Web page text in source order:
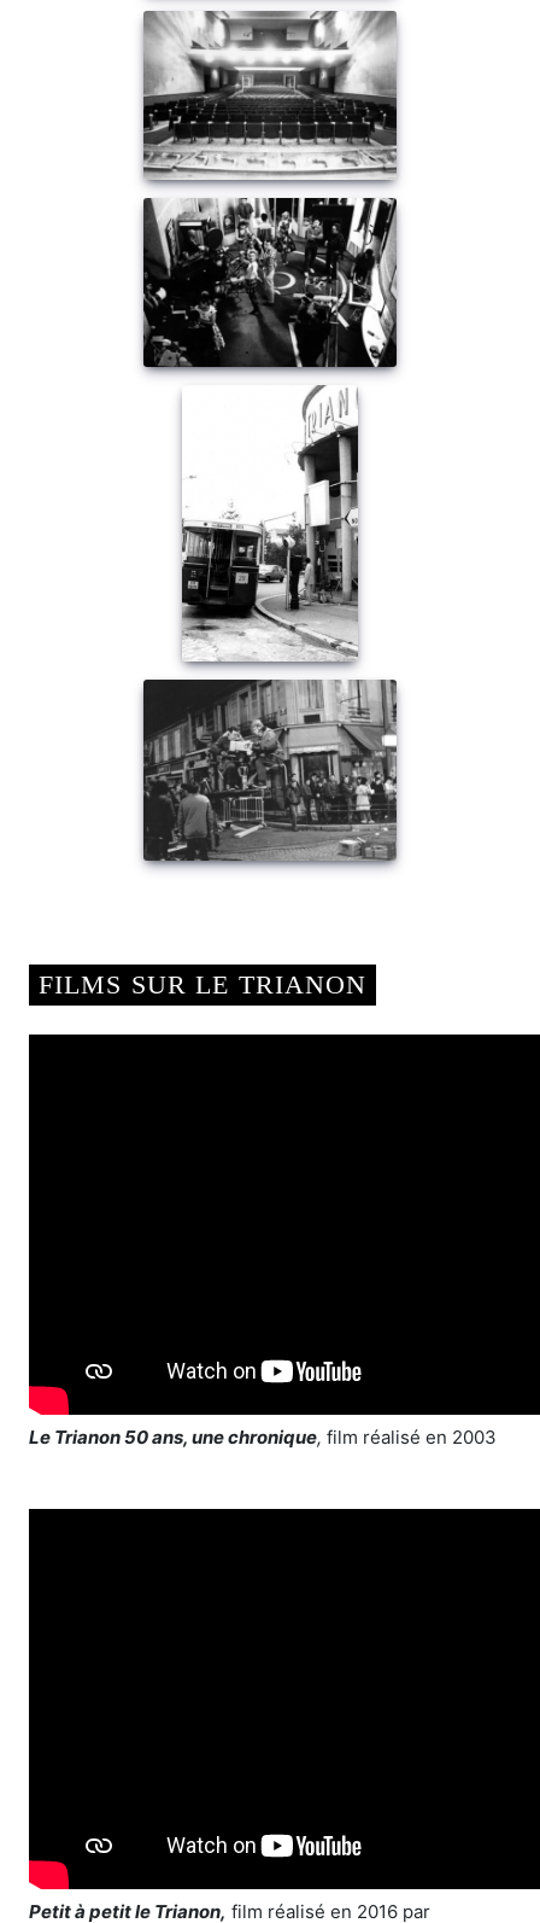
FILMS SUR LE TRIANON
Le Trianon 50 ans, une chronique, film réalisé en 2003
Petit à petit le Trianon, film réalisé en 2016 par